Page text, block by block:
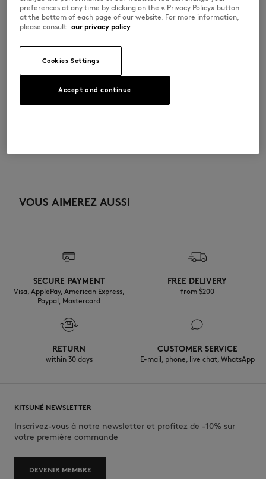
Encolure ronde à finition bords-côtes
Patch brodé Chillax sur la poitrine
TAILLE & COUPE
VOUS AIMEREZ AUSSI
SECURE PAYMENT
Visa, ApplePay, American Express,
Paypal, Mastercard
FREE DELIVERY
from $200
RETURN
within 30 days
CUSTOMER SERVICE
E-mail, phone, live chat, WhatsApp
KITSUNÉ NEWSLETTER
Inscrivez-vous à notre newsletter et profitez de -10% sur
votre première commande
DEVENIR MEMBRE
preferences at any time by clicking on the « Privacy Policy» button
at the bottom of each page of our website. For more information,
please consult our privacy policy
Cookies Settings
Accept and continue